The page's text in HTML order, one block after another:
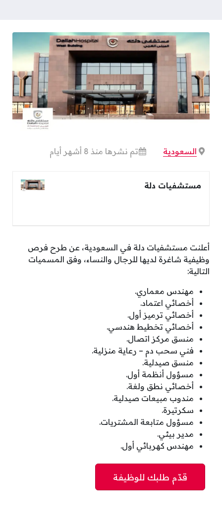
السعودية تم نشرها منذ 8 أشهر أيام
مستشفيات دلة
أعلنت مستشفيات دلة في السعودية، عن طرح فرص
وظيفية شاغرة لديها للرجال والنساء، وفق المسميات
التالية:
مهندس معماري.
أخصائي اعتماد.
أخصائي ترميز أول.
أخصائي تخطيط هندسي.
منسق مركز اتصال.
فني سحب دم – رعاية منزلية.
منسق صيدلية.
مسؤول أنظمة أول.
أخصائي نطق ولغة.
مندوب مبيعات صيدلية.
سكرتيرة.
مسؤول متابعة المشتريات.
مدير بيئي.
مهندس كهربائي أول.